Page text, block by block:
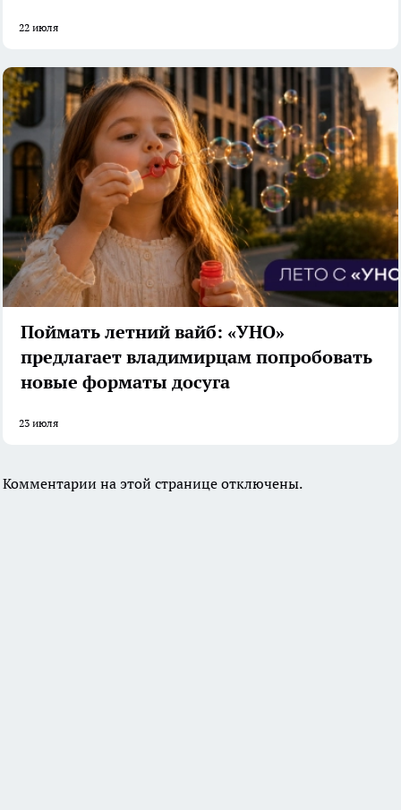
22 июля
Поймать летний вайб: «УНО»
предлагает владимирцам попробовать
новые форматы досуга
23 июля
Комментарии на этой странице отключены.